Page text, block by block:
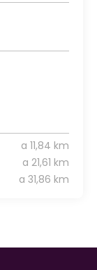
a 11,84 km
a 21,61 km
a 31,86 km